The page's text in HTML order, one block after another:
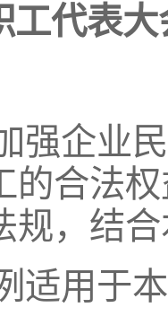
工代表
强企业
的合法
规，结
适用于